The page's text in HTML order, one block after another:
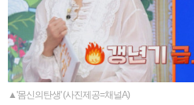
▲'몸신의탄생' (사진제공=채널A)